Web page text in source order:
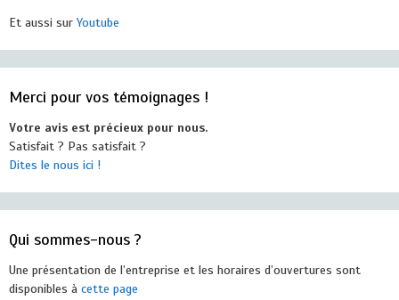
Et aussi surYoutube
Merci pour vos témoignages !
Votre avis est précieux pour nous.
Satisfait ? Pas satisfait ?
Dites le nous ici !
Qui sommes-nous ?
Une présentation de l’entreprise et les horaires d’ouvertures sont
disponibles à cette page